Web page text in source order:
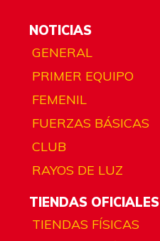
NOTICIAS
GENERAL
PRIMER EQUIPO
FEMENIL
FUERZAS BÁSICAS
CLUB
RAYOS DE LUZ
TIENDAS OFICIALES
TIENDAS FÍSICAS